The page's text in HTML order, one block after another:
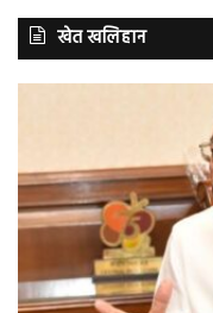
खेत खलिहान